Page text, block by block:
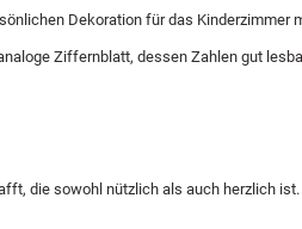
Dekoration für das Kinderzimmer
Ziffernblatt, dessen Zahlen gut
die sowohl nützlich als auch herzlich ist.